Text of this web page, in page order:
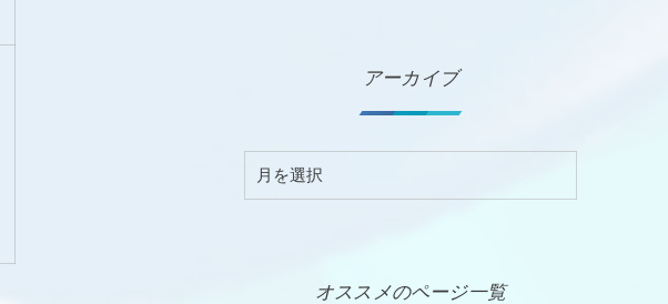
アーカイブ
オススメのページ一覧